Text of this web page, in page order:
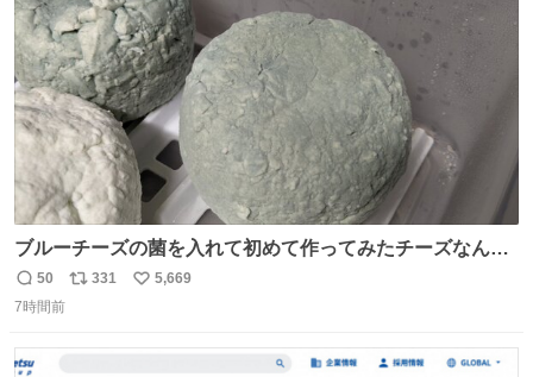
数
ブルーチーズの菌を入れて初めて作ってみたチーズなんだ
けど 本能でちょっとヤバいと思っちゃう見た目だな
返
信
50
リ
331
い
5,669
7時間前